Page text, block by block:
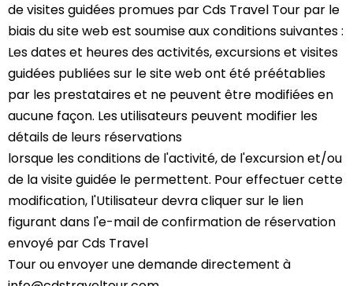
de visites guidées promues par Cds Travel Tour par le
biais du site web est soumise aux conditions suivantes :
Les dates et heures des activités, excursions et visites
guidées publiées sur le site web ont été préétablies
par les prestataires et ne peuvent être modifiées en
aucune façon. Les utilisateurs peuvent modifier les
détails de leurs réservations
lorsque les conditions de l'activité, de l'excursion et/ou
de la visite guidée le permettent. Pour effectuer cette
modification, l'Utilisateur devra cliquer sur le lien
figurant dans l'e-mail de confirmation de réservation
envoyé par Cds Travel
Tour ou envoyer une demande directement à